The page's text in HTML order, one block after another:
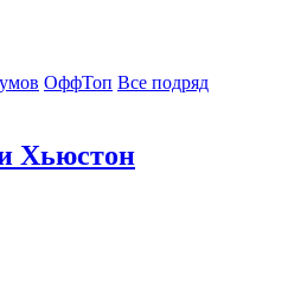
ОффТоп Все подряд
Хьюстон